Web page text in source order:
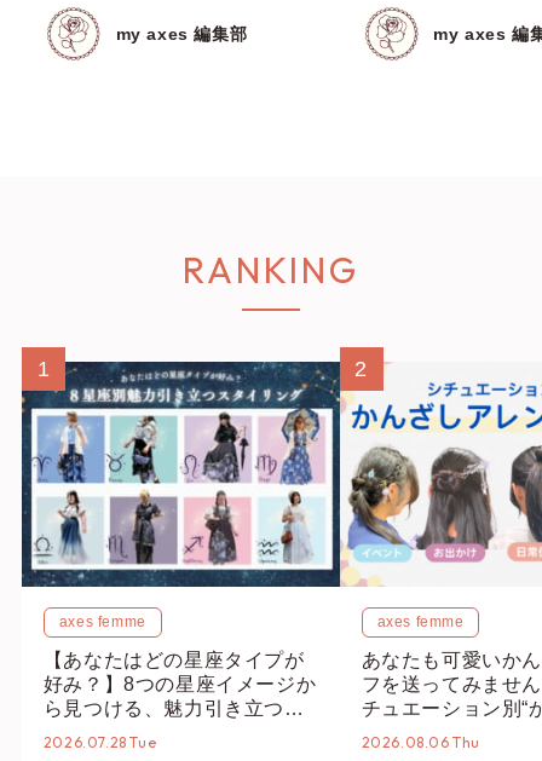
my axes 編集部 my axes 編
RANKING
1
axes femme
【あなたはどの星座タイプが
好み？】8つの星座イメージか
ら見つける、魅力引き立つス
タイリング♡
2026.07.28 Tue
2
axes femme
あなたも可愛いか
フを送ってみませ
チュエーション別“
オススメ【ショッ
2026.08.06 Thu